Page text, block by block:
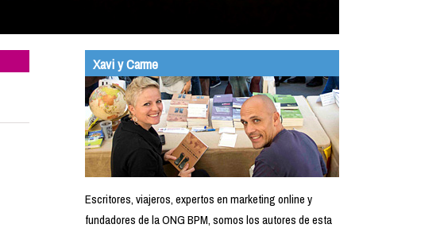
Xavi y Carme
Escritores, viajeros, expertos en marketing online y
fundadores de la ONG BPM, somos los autores de esta